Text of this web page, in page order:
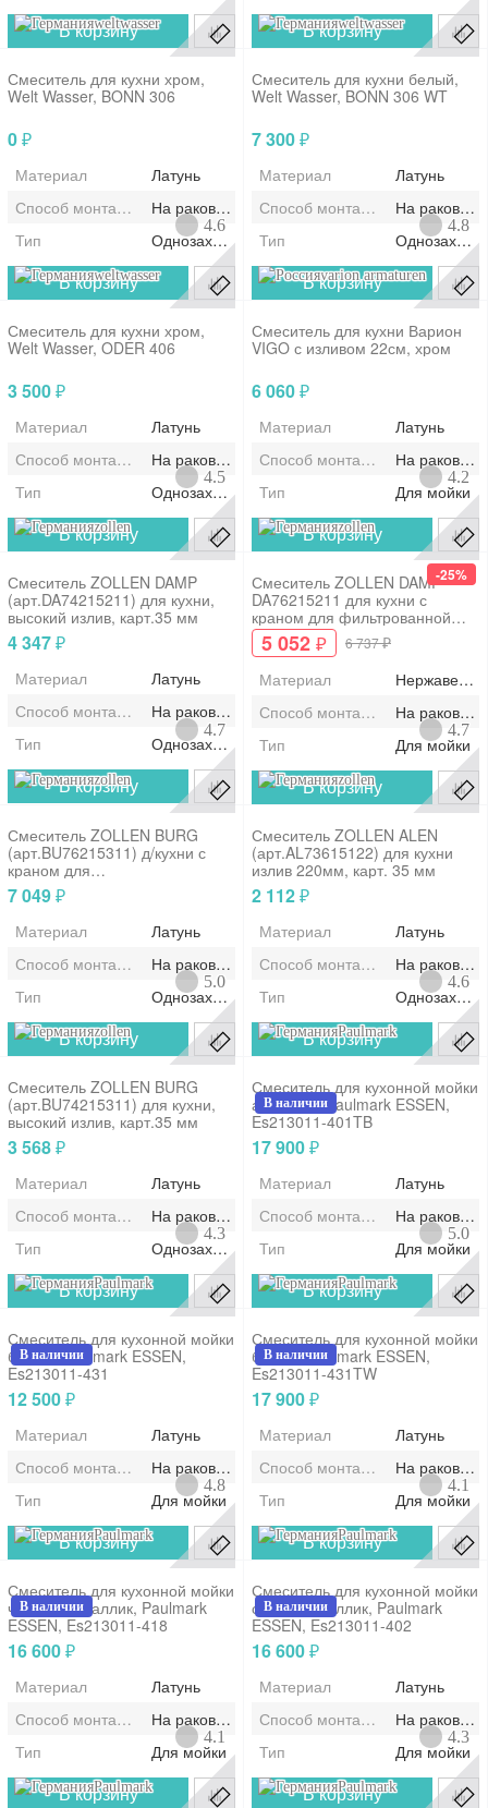
В корзину В корзину
weltwasser
Смеситель для кухни хром,
Welt Wasser, BONN 306
0₽
Материал
Латунь
Способ монтажа/установкиНа раковину/мойку
Тип
Однозахватный
В корзину
weltwasser
Смеситель для кухни белый,
Welt Wasser, BONN 306 WT
7 300₽
Материал
Латунь
Способ монтажа/установки
На
Тип
В корзину
weltwasser
4.6
Смеситель для кухни хром,
Welt Wasser, ODER 406
3 500₽
Материал
Латунь
Способ монтажа/установкиНа раковину/мойку
Тип
Однозахватный
В корзину
varion armaturen
4.8
Смеситель для кухни Варион
VIGO с изливом 22см, хром
6 060₽
Материал
Латунь
Способ монтажа/установки
На
Тип
Для мойки
В корзину
zollen
4.5
Смеситель ZOLLEN DAMP
(арт.DA74215211) для кухни,
высокий излив, карт.35 мм
4 347₽
Материал
Латунь
Способ монтажа/установкиНа раковину/мойку
Тип
Однозахватный
В корзину
zollen
4.2
Смеситель ZOLLEN DAMP
DA76215211 для кухни с
краном для фильтрованной
воды, картридж 35мм
5 052 ₽ 6 737₽
-25%
Материал
Способ монтажа/установки
На
Тип
Для мойки
В корзину
zollen
4.7
Смеситель ZOLLEN BURG
(арт.BU76215311) д/кухни с
краном для
фильт.воды,карт.35мм
7 049₽
Материал
Латунь
Способ монтажа/установкиНа раковину/мойку
Тип
Однозахватный
В корзину
zollen
4.7
Смеситель ZOLLEN ALEN
(арт.AL73615122) для кухни
излив 220мм, карт. 35 мм
2 112₽
Материал
Латунь
Способ монтажа/установки
На
Тип
В корзину
zollen
5.0
Смеситель ZOLLEN BURG
(арт.BU74215311) для кухни,
высокий излив, карт.35 мм
3 568₽
Материал
Латунь
Способ монтажа/установкиНа раковину/мойку
Тип
Однозахватный
В корзину
Paulmark
4.6
В наличии
Смеситель для кухонной мойки
антрацит, Paulmark ESSEN,
Es213011-401TB
17 900₽
Материал
Латунь
Способ монтажа/установки
На
Тип
Для мойки
В корзину
Paulmark
4.3
В наличии
Смеситель для кухонной мойки
белый, Paulmark ESSEN,
Es213011-431
12 500₽
Материал
Латунь
Способ монтажа/установкиНа раковину/мойку
Тип
Для мойки
В корзину
Paulmark
5.0
В наличии
Смеситель для кухонной мойки
белый, Paulmark ESSEN,
Es213011-431TW
17 900₽
Материал
Латунь
Способ монтажа/установки
На
Тип
Для мойки
В корзину
Paulmark
4.8
В наличии
Смеситель для кухонной мойки
чёрный металлик, Paulmark
ESSEN, Es213011-418
16 600₽
Материал
Латунь
Способ монтажа/установкиНа раковину/мойку
Тип
Для мойки
В корзину
Paulmark
4.1
В наличии
Смеситель для кухонной мойки
серый металлик, Paulmark
ESSEN, Es213011-402
16 600₽
Материал
Латунь
Способ монтажа/установки
На
Тип
Для мойки
В корзину
Paulmark
4.1
Paulmark
4.3